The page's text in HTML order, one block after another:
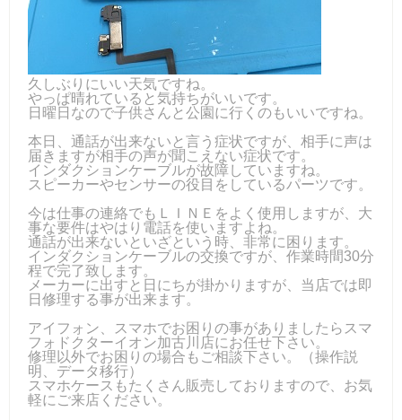
久しぶりにいい天気ですね。
やっぱ晴れていると気持ちがいいです。
日曜日なので子供さんと公園に行くのもいいですね。
本日、通話が出来ないと言う症状ですが、相手に声は
届きますが相手の声が聞こえない症状です。
インダクションケーブルが故障していますね。
スピーカーやセンサーの役目をしているパーツです。
今は仕事の連絡でもＬＩＮＥをよく使用しますが、大
事な要件はやはり電話を使いますよね。
通話が出来ないといざという時、非常に困ります。
インダクションケーブルの交換ですが、作業時間30分
程で完了致します。
メーカーに出すと日にちが掛かりますが、当店では即
日修理する事が出来ます。
アイフォン、スマホでお困りの事がありましたらスマ
フォドクターイオン加古川店にお任せ下さい。
修理以外でお困りの場合もご相談下さい。（操作説
明、データ移行）
スマホケースもたくさん販売しておりますので、お気
軽にご来店ください。